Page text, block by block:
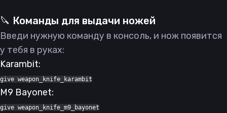
🔪 Команды для выдачи ножей
Введи нужную команду в консоль, и нож появится
у тебя в руках:
Karambit:
give weapon_knife_karambit
M9 Bayonet:
give weapon_knife_m9_bayonet